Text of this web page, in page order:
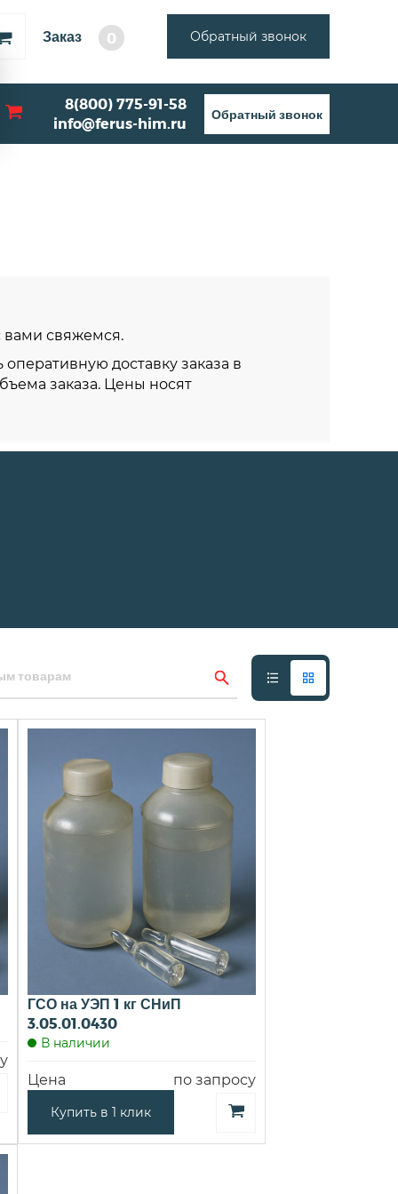
Заказ 0 Обратный звонок
8(800) 775-91-58
info@ferus-him.ru
Обратный звонок
вами свяжемся.
доставку заказа в
заказа. Цены носят
ГСО на УЭП 1 кг СНиП
3.05.01.0430
В наличии
Цена по запросу
Купить в 1 клик